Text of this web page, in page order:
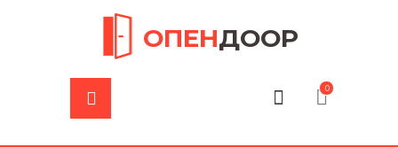
ОПЕНДООР
0